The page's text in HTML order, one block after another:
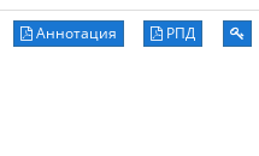
Аннотация РПД